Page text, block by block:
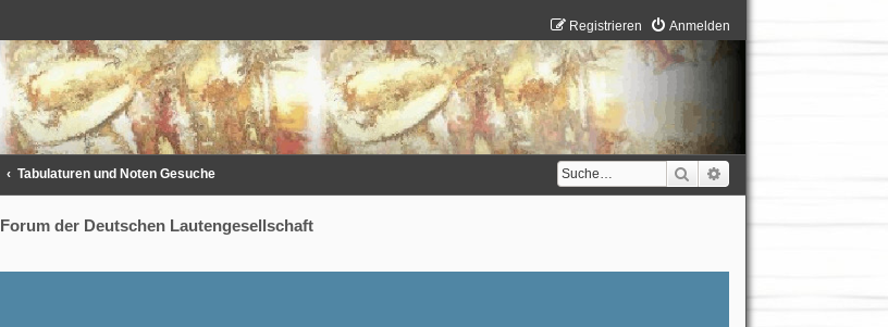
Anmelden
Registrieren
Suche
Tabulaturen und Noten Gesuche
Forum der Deutschen Lautengesellschaft